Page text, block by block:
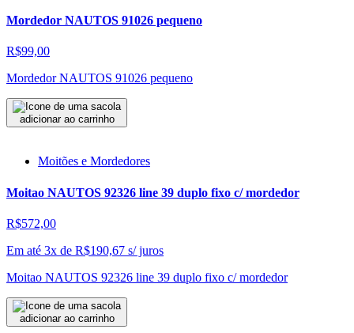
Mordedor NAUTOS 91026 pequeno
R$99,00
Mordedor NAUTOS 91026 pequeno
adicionar ao carrinho
Moitões e Mordedores
Moitao NAUTOS 92326 line 39 duplo fixo c/ mordedor
R$572,00
Em até 3x de R$190,67 s/ juros
Moitao NAUTOS 92326 line 39 duplo fixo c/ mordedor
adicionar ao carrinho